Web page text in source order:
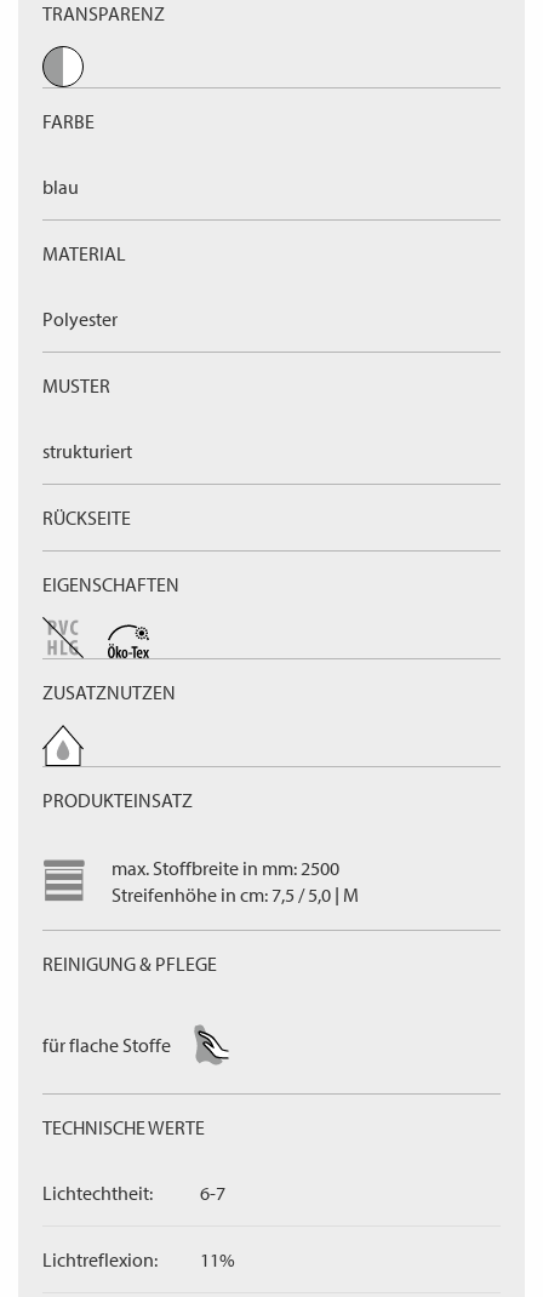
TRANSPARENZ
FARBE
blau
MATERIAL
Polyester
MUSTER
strukturiert
RÜCKSEITE
EIGENSCHAFTEN
ZUSATZNUTZEN
PRODUKTEINSATZ
max. Stoffbreite in mm: 2500
Streifenhöhe in cm: 7,5 / 5,0 | M
REINIGUNG & PFLEGE
für flache Stoffe
TECHNISCHE WERTE
Lichtechtheit: 6-7
Lichtreflexion: 11%